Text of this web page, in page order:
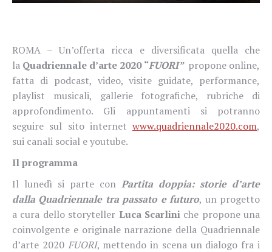
ROMA – Un’offerta ricca e diversificata quella che
la Quadriennale d’arte 2020 “FUORI” propone online,
fatta di podcast, video, visite guidate, performance,
playlist musicali, gallerie fotografiche, rubriche di
approfondimento. Gli appuntamenti si potranno
seguire sul sito internet www.quadriennale2020.com,
sui canali social e youtube.
Il programma
Il lunedì si parte con Partita doppia: storie d’arte
dalla Quadriennale tra passato e futuro, un progetto
a cura dello storyteller Luca Scarliniche propone una
coinvolgente e originale narrazione della Quadriennale
d’arte 2020 FUORI, mettendo in scena un dialogo fra i